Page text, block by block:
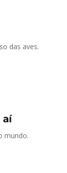
das aves.
aí
mundo.